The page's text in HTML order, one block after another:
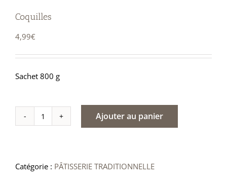
Coquilles
4,99€
Sachet 800 g
quantité
Ajouter au panier
Catégorie : PÂTISSERIE TRADITIONNELLE